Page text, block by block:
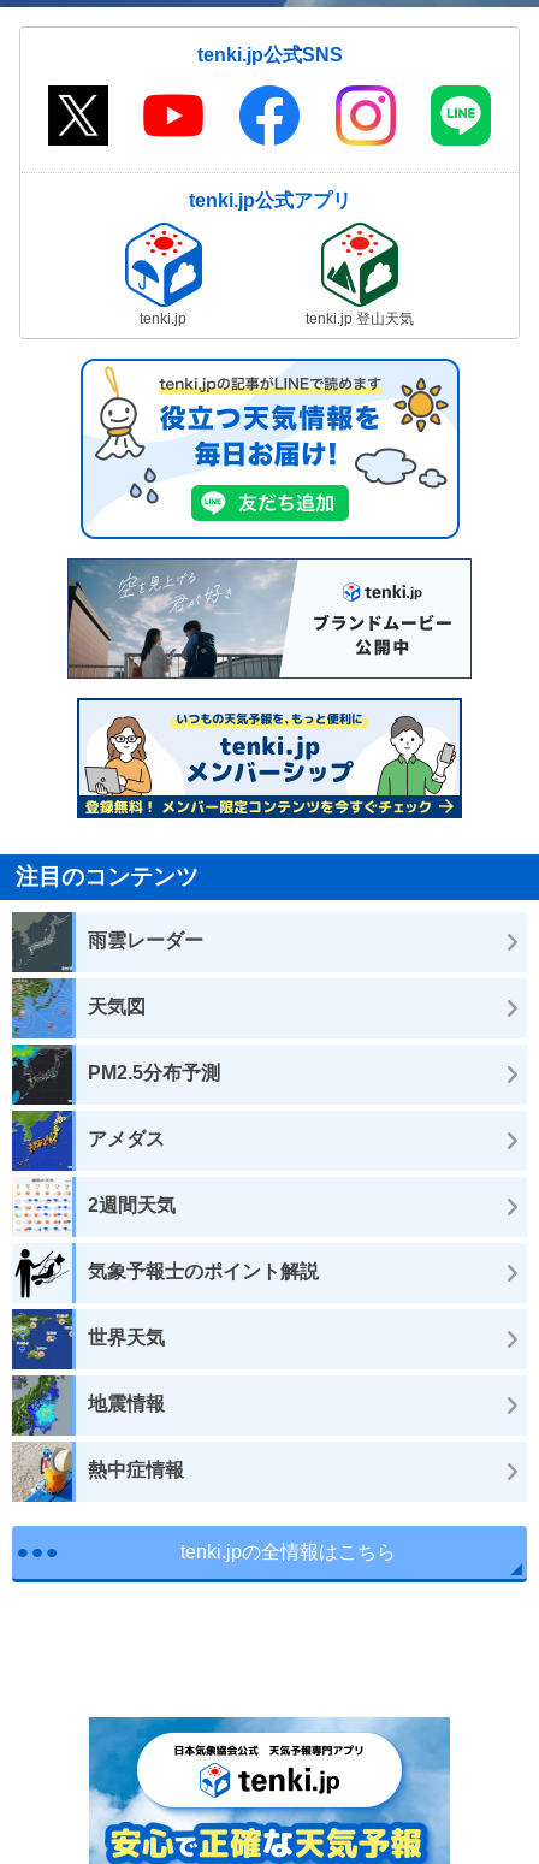
tenki.jp公式SNS
tenki.jp公式アプリ
tenki.jp tenki.jp 登山天気
注目のコンテンツ
雨雲レーダー
天気図
PM2.5分布予測
アメダス
2週間天気
気象予報士のポイント解説
世界天気
地震情報
熱中症情報
tenki.jpの全情報はこちら